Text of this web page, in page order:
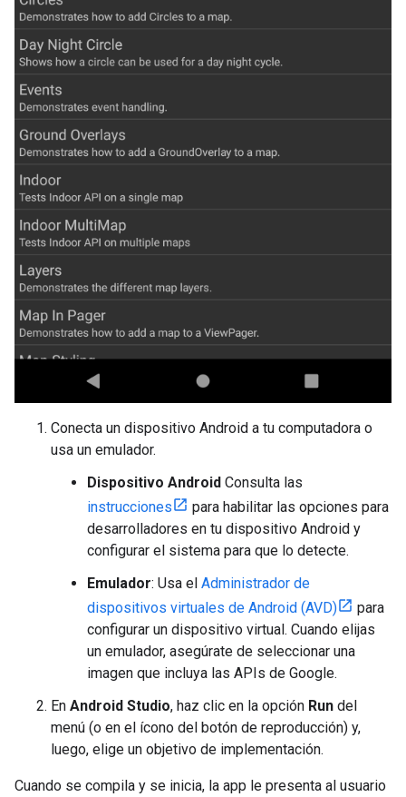
Conecta un dispositivo Android a tu computadora o
usa un emulador.
Dispositivo Android Consulta las
instrucciones
para habilitar las opciones para
desarrolladores en tu dispositivo Android y
configurar el sistema para que lo detecte.
Emulador: Usa el Administrador de
dispositivos virtuales de Android (AVD)
para
configurar un dispositivo virtual. Cuando elijas
un emulador, asegúrate de seleccionar una
imagen que incluya las APIs de Google.
En Android Studio, haz clic en la opción Run del
menú (o en el ícono del botón de reproducción) y,
luego, elige un objetivo de implementación.
Cuando se compila y se inicia, la app le presenta al usuario